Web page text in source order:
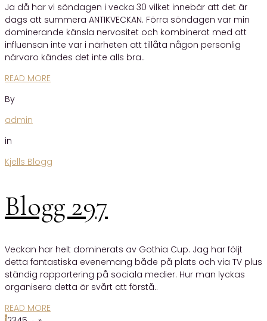
Ja då har vi söndagen i vecka 30 vilket innebär att det är
dags att summera ANTIKVECKAN. Förra söndagen var min
dominerande känsla nervositet och kombinerat med att
influensan inte var i närheten att tillåta någon personlig
närvaro kändes det inte alls bra..
READ MORE
By
admin
in
Kjells Blogg
Blogg 297
Veckan har helt dominerats av Gothia Cup. Jag har följt
detta fantastiska evenemang både på plats och via TV plus
ständig rapportering på sociala medier. Hur man lyckas
organisera detta är svårt att förstå..
READ MORE